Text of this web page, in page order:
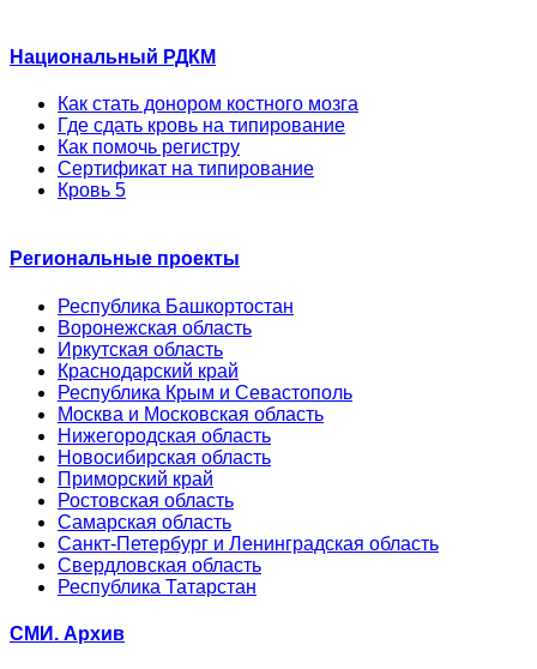
Национальный РДКМ
Как стать донором костного мозга
Где сдать кровь на типирование
Как помочь регистру
Сертификат на типирование
Кровь 5
Региональные проекты
Республика Башкортостан
Воронежская область
Иркутская область
Краснодарский край
Республика Крым и Севастополь
Москва и Московская область
Нижегородская область
Новосибирская область
Приморский край
Ростовская область
Самарская область
Санкт-Петербург и Ленинградская область
Свердловская область
Республика Татарстан
СМИ. Архив